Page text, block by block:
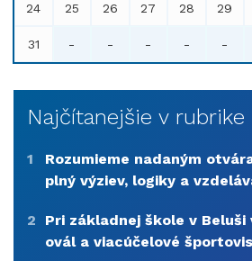
24 25 26 27 28 29
31 - - - - -
Najčítanejšie v rubrike
1
Rozumieme nadaným
plný výziev, logiky a
2
Pri základnej škole v
ovál a viacúčelové